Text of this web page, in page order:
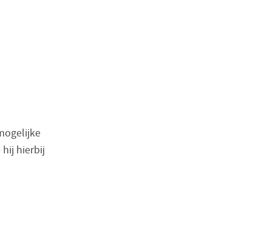
hij hierbij